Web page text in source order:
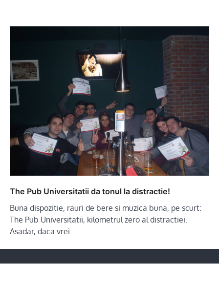
The Pub Universitatii da tonul la distractie!
Buna dispozitie, rauri de bere si muzica buna, pe scurt:
The Pub Universitatii, kilometrul zero al distractiei.
Asadar, daca vrei…